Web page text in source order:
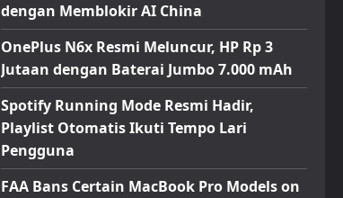
dengan Memblokir AI China
OnePlus N6x Resmi Meluncur, HP Rp 3
Jutaan dengan Baterai Jumbo 7.000 mAh
Spotify Running Mode Resmi Hadir,
Playlist Otomatis Ikuti Tempo Lari
Pengguna
FAA Bans Certain MacBook Pro Models on